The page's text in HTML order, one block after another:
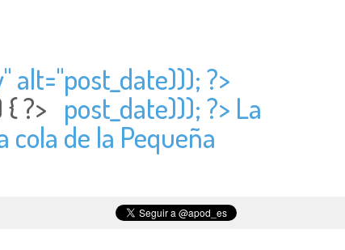
alt="post_date))); ?>
?> post_date))); ?> La
cola de la Pequeña